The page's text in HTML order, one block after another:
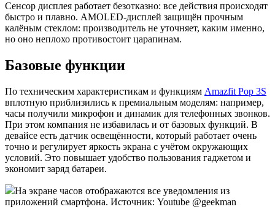
Сенсор дисплея работает безотказно: все действия происходят
быстро и плавно. AMOLED-дисплей защищён прочным
калёным стеклом: производитель не уточняет, каким именно,
но оно неплохо противостоит царапинам.
Базовые функции
По техническим характеристикам и функциям Amazfit Pop 3S
вплотную приблизились к премиальным моделям: например,
часы получили микрофон и динамик для телефонных звонков.
При этом компания не избавилась и от базовых функций. В
девайсе есть датчик освещённости, который работает очень
точно и регулирует яркость экрана с учётом окружающих
условий. Это повышает удобство пользования гаджетом и
экономит заряд батареи.
На экране часов отображаются все уведомления из
приложений смартфона. Источник: Youtube @geekman